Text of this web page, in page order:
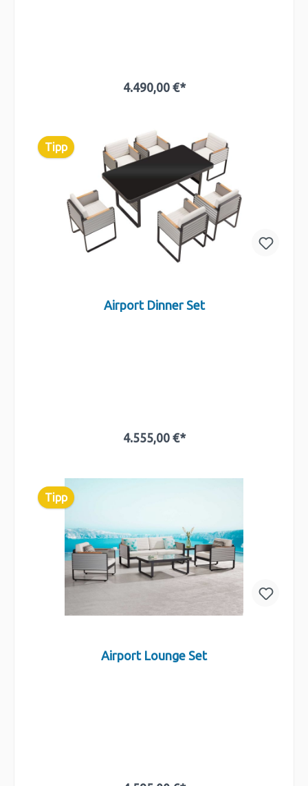
4.490,00 €*
Tipp
Airport Dinner Set
4.555,00 €*
Tipp
Airport Lounge Set